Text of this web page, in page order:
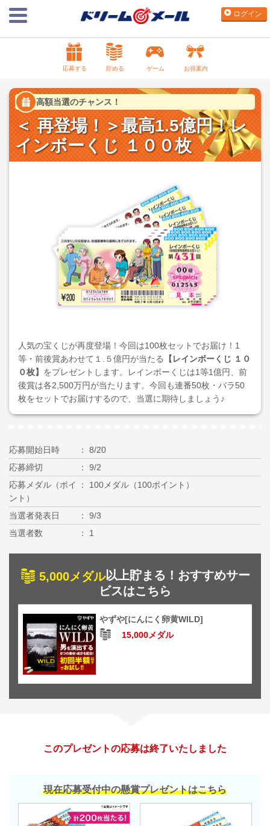
ログイン
応募する 貯める ゲーム お得案内
高額当選のチャンス！
＜ 再登場！＞最高1.5億円！レ
インボーくじ １００枚
人気の宝くじが再度登場！今回は100枚セットでお届け！1
等・前後賞あわせて１.５億円が当たる
【レインボーくじ １０
０枚】 をプレゼントします。レインボーくじは1等1億円、前
後賞は各2,500万円が当たります。今回も連番50枚・バラ50
枚をセットでお届けするので、当選に期待しましょう♪
応募開始日時
8/20
応募締切
9/2
応募メダル（ポイ
ント）
100メダル（100ポイント）
当選者発表日
9/3
当選者数
1
5,000メダル以上貯まる！おすすめサー
ビスはこちら
やずや[にんにく卵黄WILD]
15,000メダル
このプレゼントの応募は終了いたしました
現在応募受付中の懸賞プレゼントはこちら